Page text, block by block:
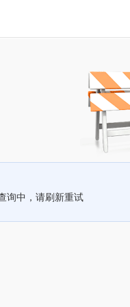
询中，请刷新重试